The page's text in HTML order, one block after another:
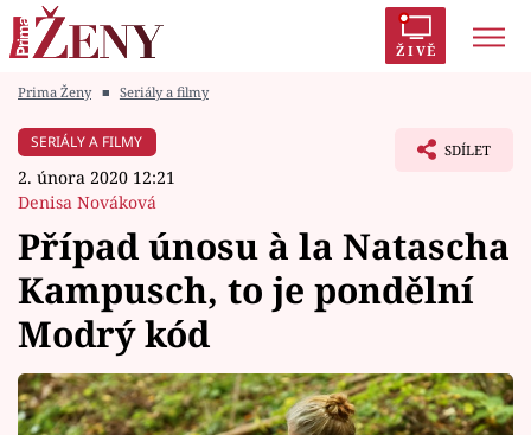
ŽIVĚ
Módní alarm
Témata
Celebrity
Vztahy
Prima Ženy ■ Seriály a filmy
SERIÁLY A FILMY
2. února 2020 12:21
Denisa Nováková
SDÍLET
Případ únosu à la Natascha
Kampusch, to je pondělní
Modrý kód